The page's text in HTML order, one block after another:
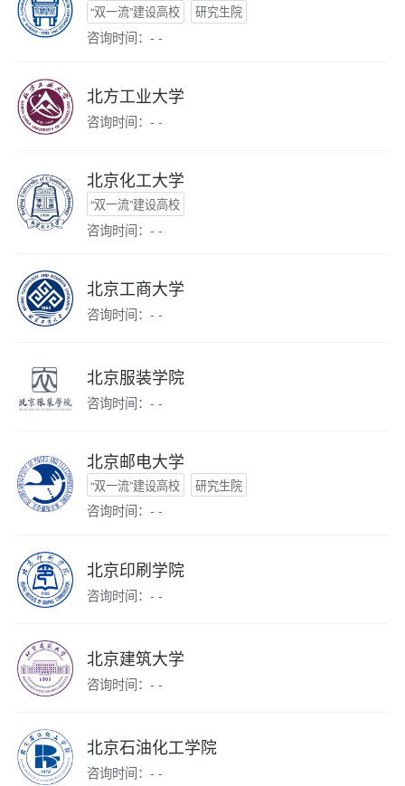
“双一流”建设高校 研究生院
咨询时间：- -
北方工业大学
咨询时间：- -
北京化工大学
“双一流”建设高校
咨询时间：- -
北京工商大学
咨询时间：- -
北京服装学院
咨询时间：- -
北京邮电大学
“双一流”建设高校 研究生院
咨询时间：- -
北京印刷学院
咨询时间：- -
北京建筑大学
咨询时间：- -
北京石油化工学院
咨询时间：- -